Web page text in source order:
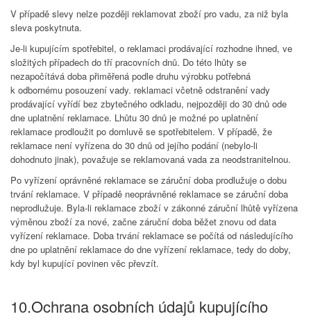
V případě slevy nelze později reklamovat zboží pro vadu, za niž byla
sleva poskytnuta.
Je-li kupujícím spotřebitel, o reklamaci prodávající rozhodne ihned, ve
složitých případech do tří pracovních dnů. Do této lhůty se
nezapočítává doba přiměřená podle druhu výrobku potřebná
k odbornému posouzení vady. reklamaci včetně odstranění vady
prodávající vyřídí bez zbytečného odkladu, nejpozději do 30 dnů ode
dne uplatnění reklamace. Lhůtu 30 dnů je možné po uplatnění
reklamace prodloužit po domluvě se spotřebitelem. V případě, že
reklamace není vyřízena do 30 dnů od jejího podání (nebylo-li
dohodnuto jinak), považuje se reklamovaná vada za neodstranitelnou.
Po vyřízení oprávněné reklamace se záruční doba prodlužuje o dobu
trvání reklamace. V případě neoprávněné reklamace se záruční doba
neprodlužuje. Byla-li reklamace zboží v zákonné záruční lhůtě vyřízena
výměnou zboží za nové, začne záruční doba běžet znovu od data
vyřízení reklamace. Doba trvání reklamace se počítá od následujícího
dne po uplatnění reklamace do dne vyřízení reklamace, tedy do doby,
kdy byl kupující povinen věc převzít.
10.Ochrana osobních údajů kupujícího